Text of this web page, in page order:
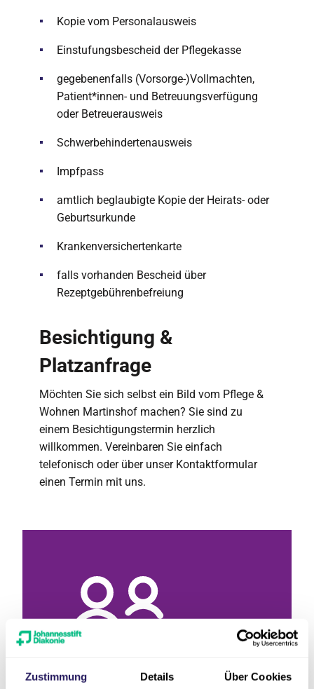
Zustimmung Details Über Cookies
Kopie vom Personalausweis
Einstufungsbescheid der Pflegekasse
gegebenenfalls (Vorsorge-)Vollmachten,
Patient*innen- und Betreuungsverfügung
oder Betreuerausweis
Schwerbehindertenausweis
Impfpass
amtlich beglaubigte Kopie der Heirats- oder
Geburtsurkunde
Krankenversichertenkarte
falls vorhanden Bescheid über
Rezeptgebührenbefreiung
Besichtigung &
Platzanfrage
Möchten Sie sich selbst ein Bild vom Pflege &
Wohnen Martinshof machen? Sie sind zu
einem Besichtigungstermin herzlich
willkommen. Vereinbaren Sie einfach
telefonisch oder über unser Kontaktformular
einen Termin mit uns.